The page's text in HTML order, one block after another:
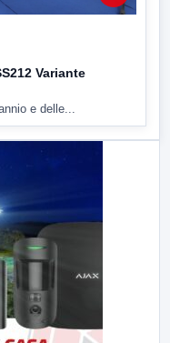
Variante
e delle...